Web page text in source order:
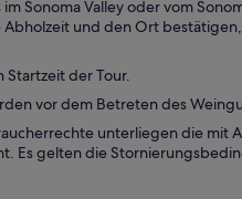
Sonoma Valley oder vom
und den Ort
der Tour.
vor dem Betreten des
unterliegen die mit
Es gelten die